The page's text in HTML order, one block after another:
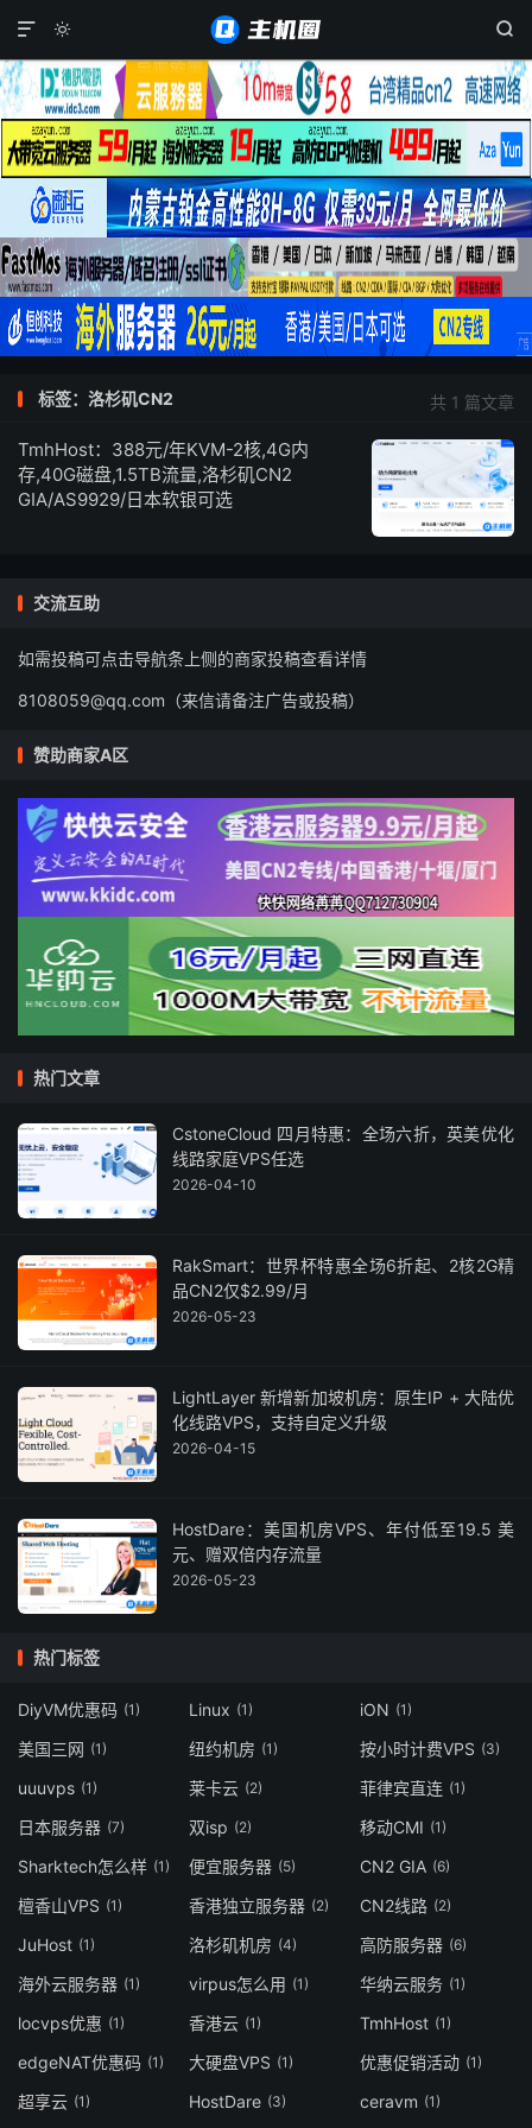
 

共 1 篇文章
标签：洛杉矶CN2
TmhHost：388元/年KVM-2核,4G内
存,40G磁盘,1.5TB流量,洛杉矶CN2
GIA/AS9929/日本软银可选
交流互助
如需投稿可点击导航条上侧的商家投稿查看详情
8108059@qq.com（来信请备注广告或投稿）
赞助商家A区
热门文章
CstoneCloud 四月特惠：全场六折，英美优化
线路家庭VPS任选
2026-04-10
RakSmart：世界杯特惠全场6折起、2核2G精
品CN2仅$2.99/月
2026-05-23
LightLayer 新增新加坡机房：原生IP + 大陆优
化线路VPS，支持自定义升级
2026-04-15
HostDare：美国机房VPS、年付低至19.5 美
元、赠双倍内存流量
2026-05-23
热门标签
DiyVM优惠码 (1) Linux (1) iON (1)
美国三网 (1) 纽约机房 (1) 按小时计费VPS (3)
uuuvps (1) 莱卡云 (2) 菲律宾直连 (1)
日本服务器 (7) 双isp (2) 移动CMI (1)
Sharktech怎么样 (1) 便宜服务器 (5) CN2 GIA (6)
檀香山VPS (1) 香港独立服务器 (2) CN2线路 (2)
JuHost (1) 洛杉矶机房 (4) 高防服务器 (6)
海外云服务器 (1) virpus怎么用 (1) 华纳云服务 (1)
locvps优惠 (1) 香港云 (1) TmhHost (1)
edgeNAT优惠码 (1) 大硬盘VPS (1) 优惠促销活动 (1)
超享云 (1) HostDare (3) ceravm (1)